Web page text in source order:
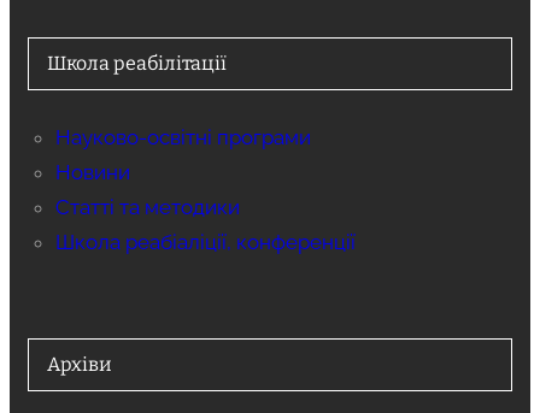
Школа реабілітації
Науково-освітні програми
Новини
Статті та методики
Школа реабіаліції, конференції
Архіви